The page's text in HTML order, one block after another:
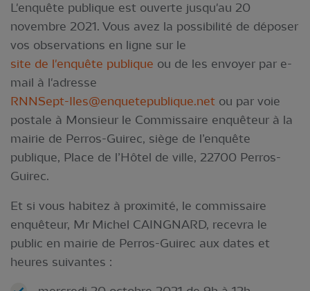
L'enquête publique est ouverte jusqu'au 20
novembre 2021. Vous avez la possibilité de déposer
vos observations en ligne sur le
site de l'enquête publique ou de les envoyer par e-
mail à l'adresse
RNNSept-Iles@enquetepublique.net ou par voie
postale à Monsieur le Commissaire enquêteur à la
mairie de Perros-Guirec, siège de l’enquête
publique, Place de l’Hôtel de ville, 22700 Perros-
Guirec.
Et si vous habitez à proximité, le commissaire
enquêteur, Mr Michel CAINGNARD, recevra le
public en mairie de Perros-Guirec aux dates et
heures suivantes :